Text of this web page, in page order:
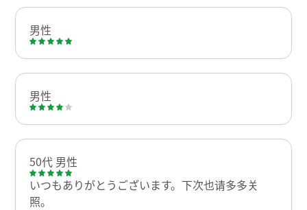
男性
男性
50代 男性
いつもありがとうございます。下次也请多多关
照。